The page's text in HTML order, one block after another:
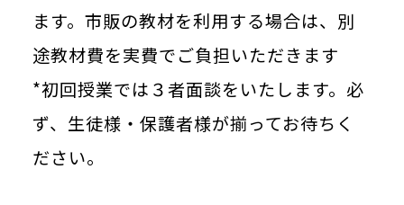
ます。市販の教材を利用する場合は、別
途教材費を実費でご負担いただきます
*初回授業では３者面談をいたします。必
ず、生徒様・保護者様が揃ってお待ちく
ださい。